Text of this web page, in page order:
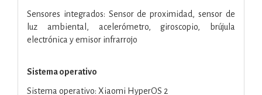
Sensores integrados: Sensor de proximidad, sensor de
luz ambiental, acelerómetro, giroscopio, brújula
electrónica y emisor infrarrojo
Sistema operativo
Sistema operativo: Xiaomi HyperOS 2